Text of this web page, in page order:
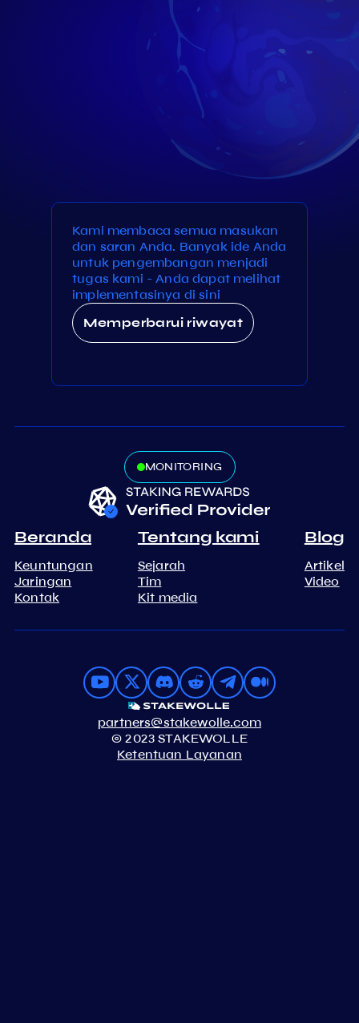
Kami membaca semua masukan
dan saran Anda. Banyak ide Anda
untuk pengembangan menjadi
tugas kami - Anda dapat melihat
implementasinya di sini
Memperbarui riwayat
MONITORING
Beranda
Keuntungan
Jaringan
Kontak
Tentang kami
Sejarah
Tim
Kit media
Blog
Artikel
Video
partners@stakewolle.com
© 2023 STAKEWOLLE
Ketentuan Layanan